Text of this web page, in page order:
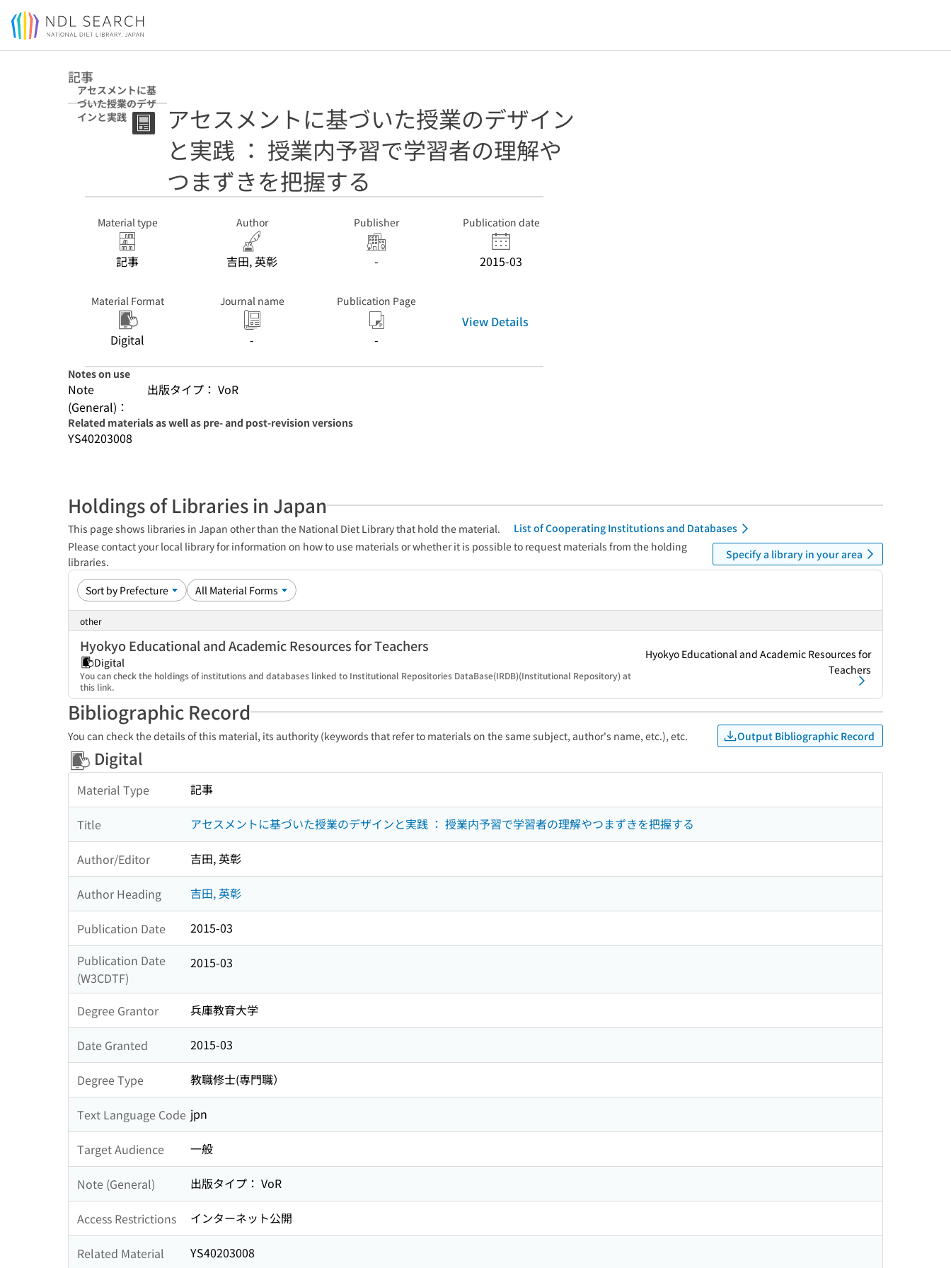
Jump to main content
記事
アセスメントに基
づいた授業のデザ
インと実践 ： 授
業内予習で学習者
アセスメントに基づいた授業のデザイン
と実践 ： 授業内予習で学習者の理解や
つまずきを把握する
Material type
記事
Author
吉田, 英彰
Publisher
-
Publication date
2015-03
Material Format
Digital
Journal name
-
Publication Page
-
View Details
Notes on use
Note
(General)：
出版タイプ： VoR
Related materials as well as pre- and post-revision versions
YS40203008
Holdings of Libraries in Japan
This page shows libraries in Japan other than the National Diet Library that hold the material.
List of Cooperating Institutions and Databases
Please contact your local library for information on how to use materials or whether it is possible to request materials from the holding
libraries.
Specify a library in your area
other
Hyokyo Educational and Academic Resources for Teachers
Digital
You can check the holdings of institutions and databases linked to Institutional Repositories DataBase(IRDB)(Institutional Repository) at
this link.
Hyokyo Educational and Academic Resources for
Teachers
Bibliographic Record
You can check the details of this material, its authority (keywords that refer to materials on the same subject, author's name, etc.), etc. Output Bibliographic Record
Digital
Material Type 記事
Title アセスメントに基づいた授業のデザインと実践 ： 授業内予習で学習者の理解やつまずきを把握する
Author/Editor 吉田, 英彰
Author Heading 吉田, 英彰
Publication Date
2015-03
Publication Date
(W3CDTF)
2015-03
Degree Grantor 兵庫教育大学
Date Granted 2015-03
Degree Type 教職修士(専門職）
Text Language Code jpn
Target Audience 一般
Note (General) 出版タイプ： VoR
Access Restrictions インターネット公開
Related Material
YS40203008